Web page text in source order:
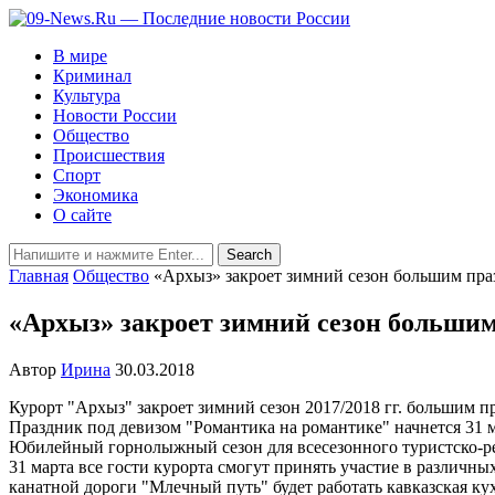
В мире
Криминал
Культура
Новости России
Общество
Происшествия
Спорт
Экономика
О сайте
Главная Общество «Архыз» закроет зимний сезон большим
«Архыз» закроет зимний сезон
Автор Ирина 30.03.2018
Курорт "Архыз" закроет зимний сезон 2017/2018 гг. большим
Праздник под девизом "Романтика на романтике" начнется
Юбилейный горнолыжный сезон для всесезонного туристско-
31 марта все гости курорта смогут принять участие в
канатной дороги "Млечный путь" будет работать кавказская